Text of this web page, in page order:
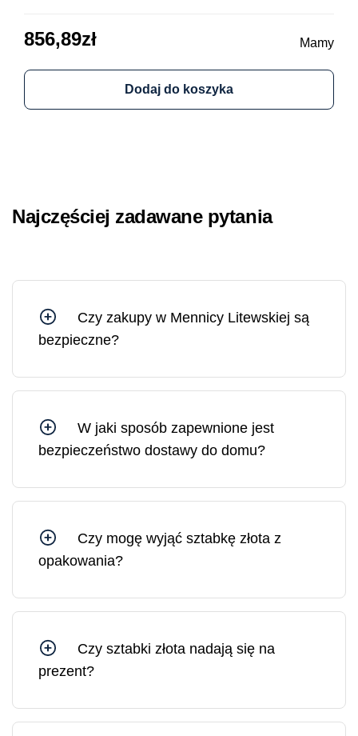
856,89zł Mamy
Dodaj do koszyka
Najczęściej zadawane pytania
Czy zakupy w Mennicy Litewskiej są
bezpieczne?
Mennicy Litewskiej, ponieważ jesteśmy spółką
Litewski.
W jaki sposób zapewnione jest
bezpieczeństwo dostawy do domu?
ubezpieczone. W razie potrzeby możesz
wybranej placówki pocztowej.
Czy mogę wyjąć sztabkę złota z
opakowania?
w takim przypadku opakowanie ochronne i
uszkodzonym opakowaniu sprzedawane jest po
cenie o 10–30% niższej niż złoto w
nieuszkodzonym, oryginalnym opakowaniu.
Czy sztabki złota nadają się na
prezent?
stanowią solidne i płynne aktywa, których wartość